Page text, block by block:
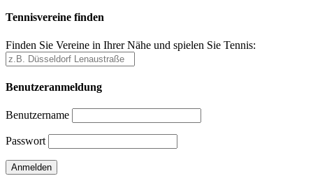
Tennisvereine finden
Finden Sie Vereine in Ihrer Nähe und spielen Sie Tennis:
Benutzeranmeldung
Benutzername
Passwort